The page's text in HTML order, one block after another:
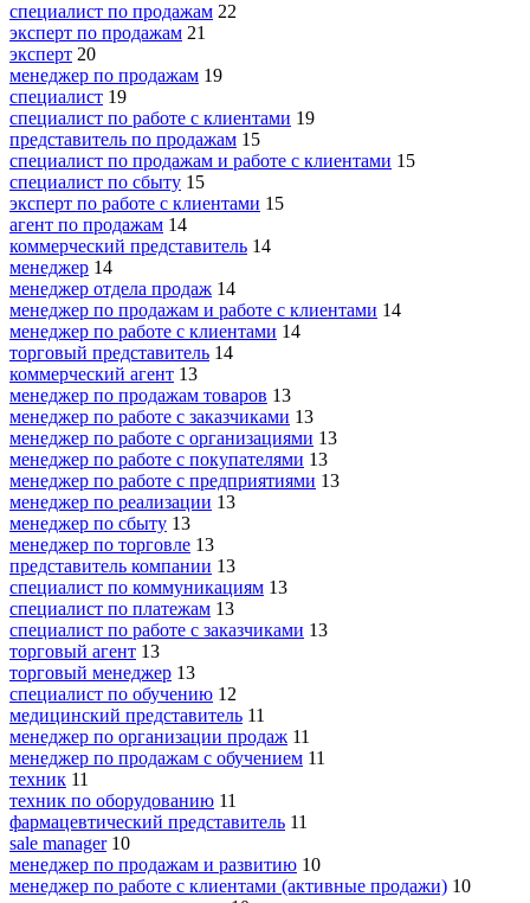
специалист по продажам 22
эксперт по продажам 21
эксперт 20
менеджер по продажам 19
специалист 19
специалист по работе с клиентами 19
представитель по продажам 15
специалист по продажам и работе с клиентами 15
специалист по сбыту 15
эксперт по работе с клиентами 15
агент по продажам 14
коммерческий представитель 14
менеджер 14
менеджер отдела продаж 14
менеджер по продажам и работе с клиентами 14
менеджер по работе с клиентами 14
торговый представитель 14
коммерческий агент 13
менеджер по продажам товаров 13
менеджер по работе с заказчиками 13
менеджер по работе с организациями 13
менеджер по работе с покупателями 13
менеджер по работе с предприятиями 13
менеджер по реализации 13
менеджер по сбыту 13
менеджер по торговле 13
представитель компании 13
специалист по коммуникациям 13
специалист по платежам 13
специалист по работе с заказчиками 13
торговый агент 13
торговый менеджер 13
специалист по обучению 12
медицинский представитель 11
менеджер по организации продаж 11
менеджер по продажам с обучением 11
техник 11
техник по оборудованию 11
фармацевтический представитель 11
sale manager 10
менеджер по продажам и развитию 10
менеджер по работе с клиентами (активные продажи) 10